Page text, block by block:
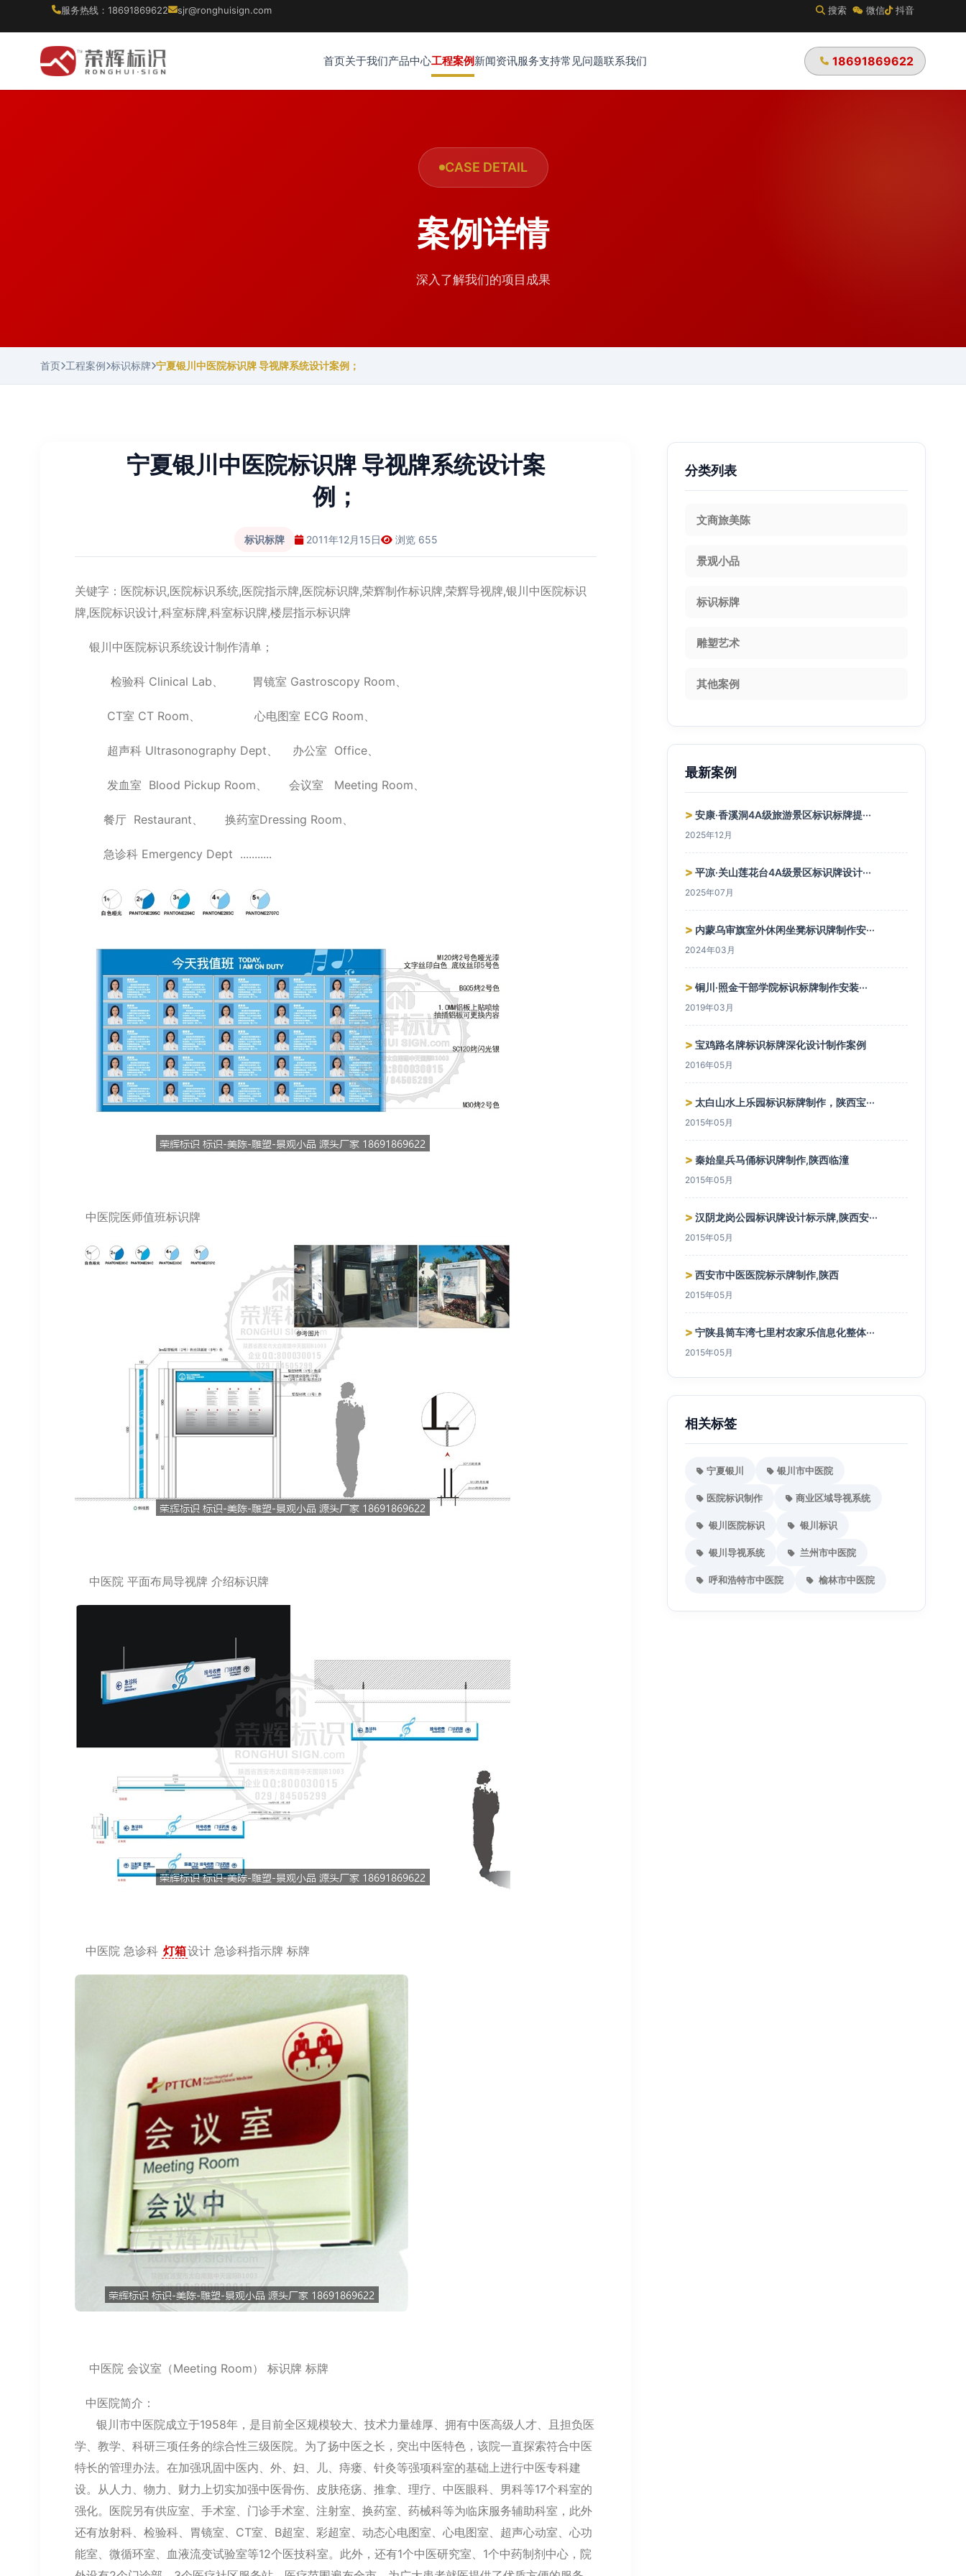
服务热线：18691869622 sjr@ronghuisign.com 搜索 微信 抖音
首页关于我们产品中心工程案例新闻资讯服务支持常见问题联系我们 18691869622
CASE DETAIL
案例详情
深入了解我们的项目成果
首页 工程案例 标识标牌 宁夏银川中医院标识牌 导视牌系统设计案例；
宁夏银川中医院标识牌 导视牌系统设计案
例；
标识标牌 2011年12月15日 浏览 655
关键字：医院标识,医院标识系统,医院指示牌,医院标识牌,荣辉制作标识牌,荣辉导视牌,银川中医院标识
牌,医院标识设计,科室标牌,科室标识牌,楼层指示标识牌
银川中医院标识系统设计制作清单；
检验科 Clinical Lab、 胃镜室 Gastroscopy Room、
CT室 CT Room、 心电图室 ECG Room、
超声科 Ultrasonography Dept、 办公室 Office、
发血室 Blood Pickup Room、 会议室 Meeting Room、
餐厅 Restaurant、 换药室Dressing Room、
急诊科 Emergency Dept ...........
中医院医师值班标识牌
中医院 平面布局导视牌 介绍标识牌
中医院 急诊科 灯箱设计 急诊科指示牌 标牌
中医院 会议室（Meeting Room） 标识牌 标牌
中医院简介：
银川市中医院成立于1958年，是目前全区规模较大、技术力量雄厚、拥有中医高级人才、且担负医
学、教学、科研三项任务的综合性三级医院。为了扬中医之长，突出中医特色，该院一直探索符合中医
特长的管理办法。在加强巩固中医内、外、妇、儿、痔瘘、针灸等强项科室的基础上进行中医专科建
设。从人力、物力、财力上切实加强中医骨伤、皮肤疮疡、推拿、理疗、中医眼科、男科等17个科室的
强化。医院另有供应室、手术室、门诊手术室、注射室、换药室、药械科等为临床服务辅助科室，此外
还有放射科、检验科、胃镜室、CT室、B超室、彩超室、动态心电图室、心电图室、超声心动室、心功
能室、微循环室、血液流变试验室等12个医技科室。此外，还有1个中医研究室、1个中药制剂中心，院
分类列表
文商旅美陈
景观小品
标识标牌
雕塑艺术
其他案例
最新案例
> 安康·香溪洞4A级旅游景区标识标牌提···
2025年12月
> 平凉·关山莲花台4A级景区标识牌设计···
2025年07月
> 内蒙乌审旗室外休闲坐凳标识牌制作安···
2024年03月
> 铜川·照金干部学院标识标牌制作安装···
2019年03月
> 宝鸡路名牌标识标牌深化设计制作案例
2016年05月
> 太白山水上乐园标识标牌制作，陕西宝···
2015年05月
> 秦始皇兵马俑标识牌制作,陕西临潼
2015年05月
> 汉阴龙岗公园标识牌设计标示牌,陕西安···
2015年05月
> 西安市中医医院标示牌制作,陕西
2015年05月
> 宁陕县筒车湾七里村农家乐信息化整体···
2015年05月
相关标签
宁夏银川 银川市中医院
医院标识制作 商业区域导视系统
银川医院标识 银川标识
银川导视系统 兰州市中医院
呼和浩特市中医院 榆林市中医院